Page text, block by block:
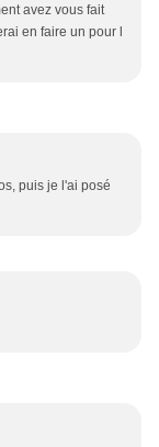
avez vous fait
en faire un pour l
puis je l'ai posé